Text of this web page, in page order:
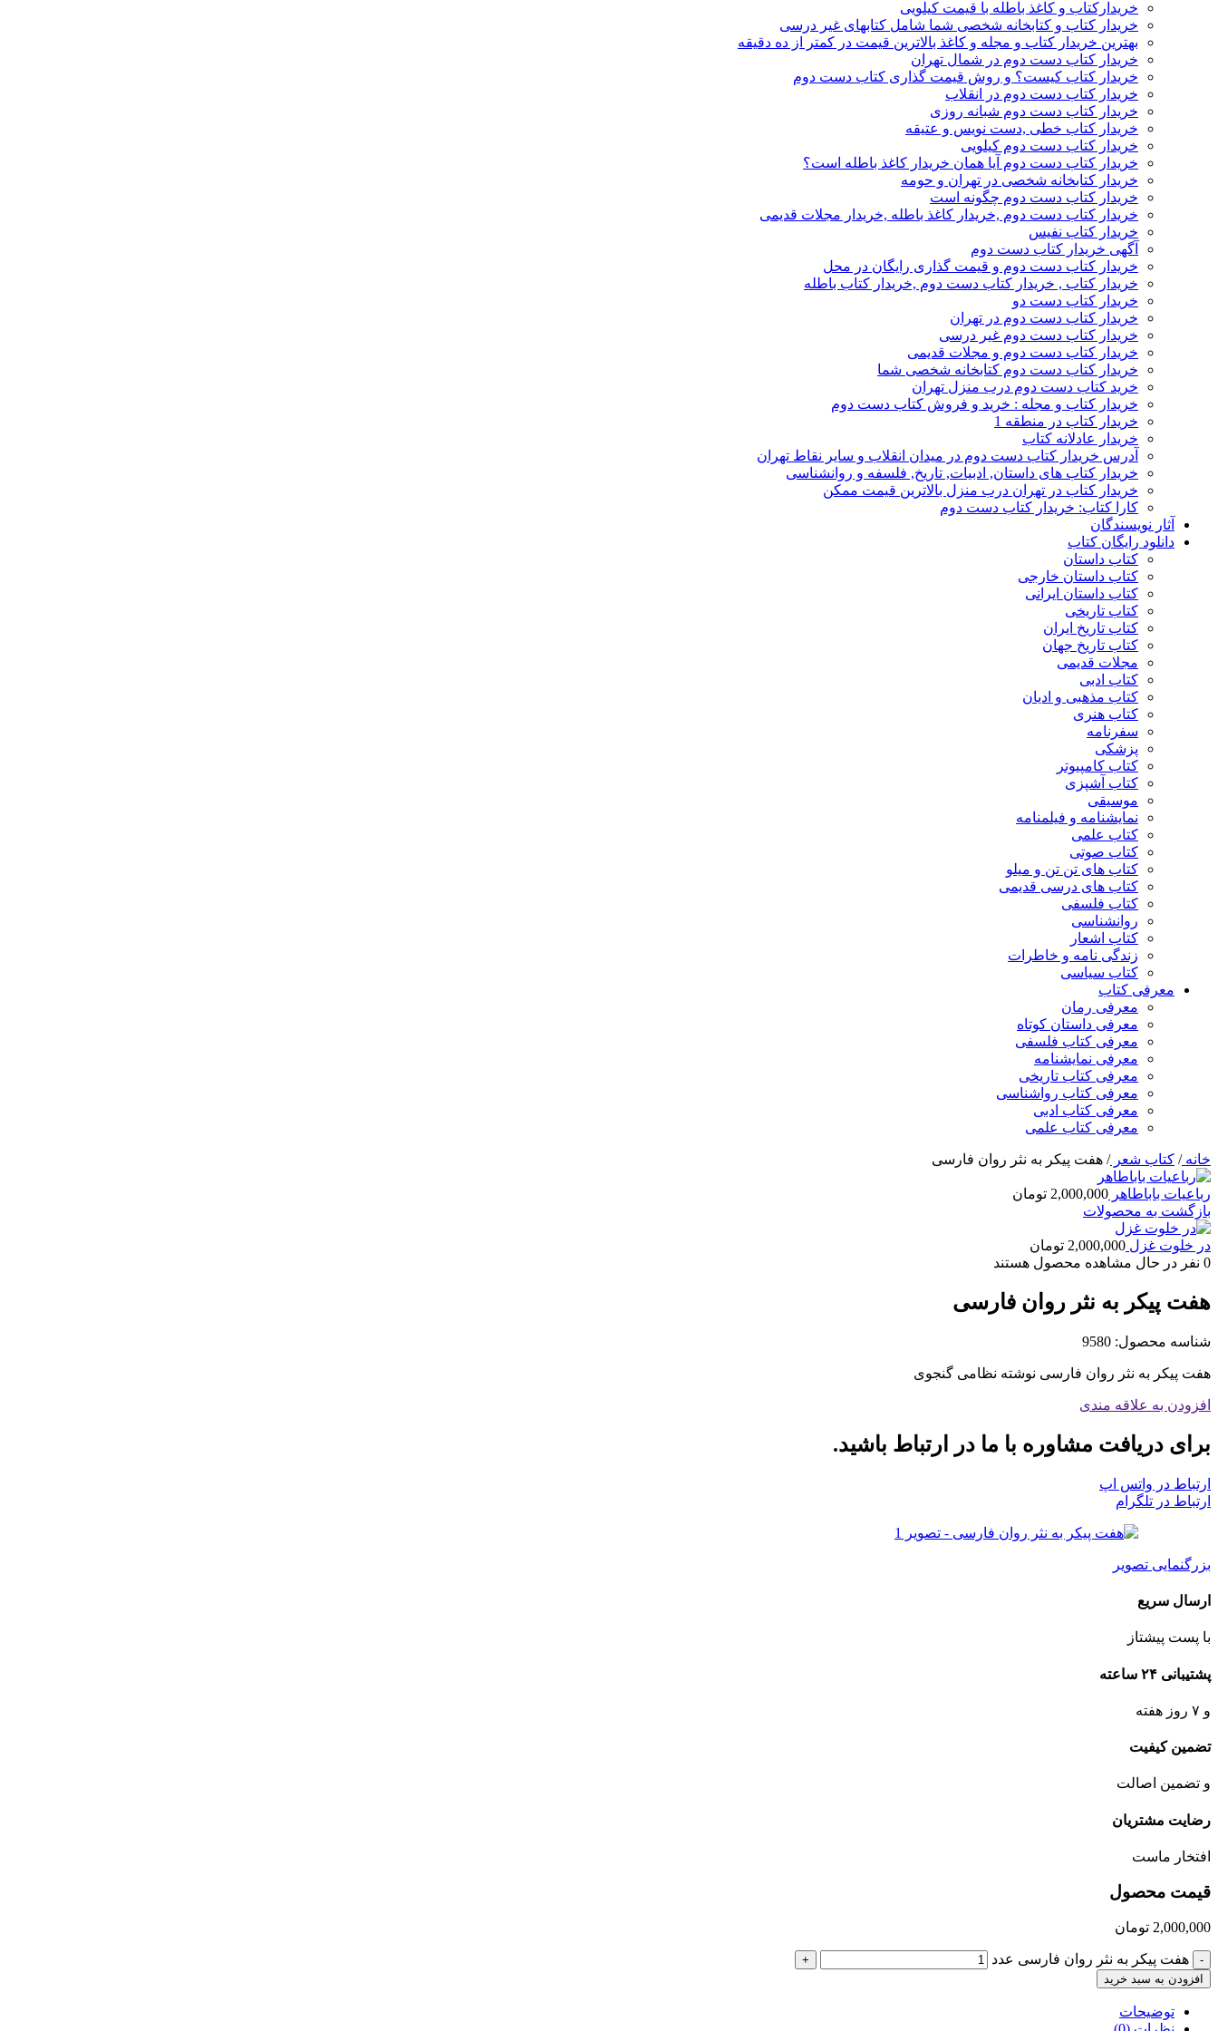
خریدارکتاب و کاغذ باطله با قیمت کیلویی
خریدار کتاب و کتابخانه شخصی شما شامل کتابهای غیر درسی
بهترین خریدار کتاب و مجله و کاغذ بالاترین قیمت در کمتر از ده دقیقه
خریدار کتاب دست دوم در شمال تهران
خریدار کتاب کیست؟ و روش قیمت گذاری کتاب دست دوم
خریدار کتاب دست دوم در انقلاب
خریدار کتاب دست دوم شبانه روزی
خریدار کتاب خطی ,دست نویس و عتیقه
خریدار کتاب دست دوم کیلویی
خریدار کتاب دست دوم آیا همان خریدار کاغذ باطله است؟
خریدار کتابخانه شخصی در تهران و حومه
خریدار کتاب دست دوم چگونه است
خریدار کتاب دست دوم ,خریدار کاغذ باطله ,خریدار مجلات قدیمی
خریدار کتاب نفیس
آگهی خریدار کتاب دست دوم
خریدار کتاب دست دوم و قیمت گذاری رایگان در محل
خریدار کتاب , خریدار کتاب دست دوم ,خریدار کتاب باطله
خریدار کتاب دست دو
خریدار کتاب دست دوم در تهران
خریدار کتاب دست دوم غیر درسی
خریدار کتاب دست دوم و مجلات قدیمی
خریدار کتاب دست دوم کتابخانه شخصی شما
خرید کتاب دست دوم درب منزل تهران
خریدار کتاب و مجله : خرید و فروش کتاب دست دوم
خریدار کتاب در منطقه 1
خریدار عادلانه کتاب
آدرس خریدار کتاب دست دوم در میدان انقلاب و سایر نقاط تهران
خریدار کتاب های داستان, ادبیات, تاریخ, فلسفه و روانشناسی
خریدار کتاب در تهران درب منزل بالاترین قیمت ممکن
کارا کتاب: خریدار کتاب دست دوم
آثار نویسندگان
دانلود رایگان کتاب
کتاب داستان
کتاب داستان خارجی
کتاب داستان ایرانی
کتاب تاریخی
کتاب تاریخ ایران
کتاب تاریخ جهان
مجلات قدیمی
کتاب ادبی
کتاب مذهبی و ادیان
کتاب هنری
سفرنامه
پزشکی
کتاب کامپیوتر
کتاب آشپزی
موسیقی
نمایشنامه و فیلمنامه
کتاب علمی
کتاب صوتی
کتاب های تن تن و میلو
کتاب های درسی قدیمی
کتاب فلسفی
روانشناسی
کتاب اشعار
زندگی نامه و خاطرات
کتاب سیاسی
معرفی کتاب
معرفی رمان
معرفی داستان کوتاه
معرفی کتاب فلسفی
معرفی نمایشنامه
معرفی کتاب تاریخی
معرفی کتاب رواشناسی
معرفی کتاب ادبی
معرفی کتاب علمی
خانه/ کتاب شعر/ هفت پیکر به نثر روان فارسی
رباعیات باباطاهر 2,000,000 تومان
بازگشت به محصولات
در خلوت غزل 2,000,000 تومان
0 نفر در حال مشاهده محصول هستند
هفت پیکر به نثر روان فارسی
شناسه محصول: 9580
هفت پیکر به نثر روان فارسی نوشته نظامی گنجوی
افزودن به علاقه مندی
برای دریافت مشاوره با ما در ارتباط باشید.
ارتباط در واتس اپ
ارتباط در تلگرام
بزرگنمایی تصویر
ارسال سریع
با پست پیشتاز
پشتیبانی ۲۴ ساعته
و ۷ روز هفته
تضمین کیفیت
و تضمین اصالت
رضایت مشتریان
افتخار ماست
قیمت محصول
2,000,000 تومان
- هفت پیکر به نثر روان فارسی عدد
+
افزودن به سبد خرید
توضیحات